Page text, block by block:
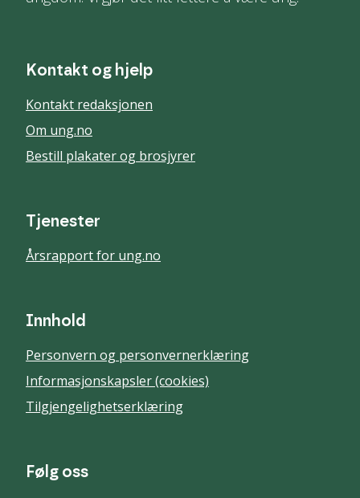
Kontakt og hjelp
Kontakt redaksjonen
Om ung.no
Bestill plakater og brosjyrer
Tjenester
Årsrapport for ung.no
Innhold
Personvern og personvernerklæring
Informasjonskapsler (cookies)
Tilgjengelighetserklæring
Følg oss